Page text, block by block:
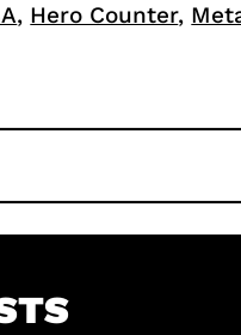
, Hero Counter,